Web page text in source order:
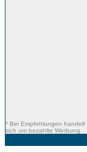
* Bei Empfehlungen handelt
sich um bezahlte Werbung.